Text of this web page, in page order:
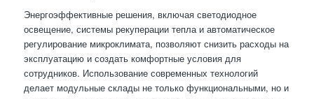
Энергоэффективные решения, включая светодиодное
освещение, системы рекуперации тепла и автоматическое
регулирование микроклимата, позволяют снизить расходы на
эксплуатацию и создать комфортные условия для
сотрудников. Использование современных технологий
делает модульные склады не только функциональными, но и